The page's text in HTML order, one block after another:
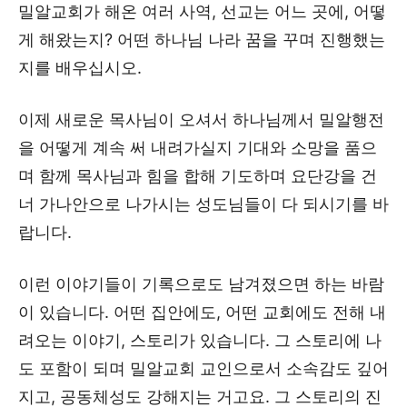
밀알교회가 해온 여러 사역, 선교는 어느 곳에, 어떻
게 해왔는지? 어떤 하나님 나라 꿈을 꾸며 진행했는
지를 배우십시오.
이제 새로운 목사님이 오셔서 하나님께서 밀알행전
을 어떻게 계속 써 내려가실지 기대와 소망을 품으
며 함께 목사님과 힘을 합해 기도하며 요단강을 건
너 가나안으로 나가시는 성도님들이 다 되시기를 바
랍니다.
이런 이야기들이 기록으로도 남겨졌으면 하는 바람
이 있습니다. 어떤 집안에도, 어떤 교회에도 전해 내
려오는 이야기, 스토리가 있습니다. 그 스토리에 나
도 포함이 되며 밀알교회 교인으로서 소속감도 깊어
지고, 공동체성도 강해지는 거고요. 그 스토리의 진